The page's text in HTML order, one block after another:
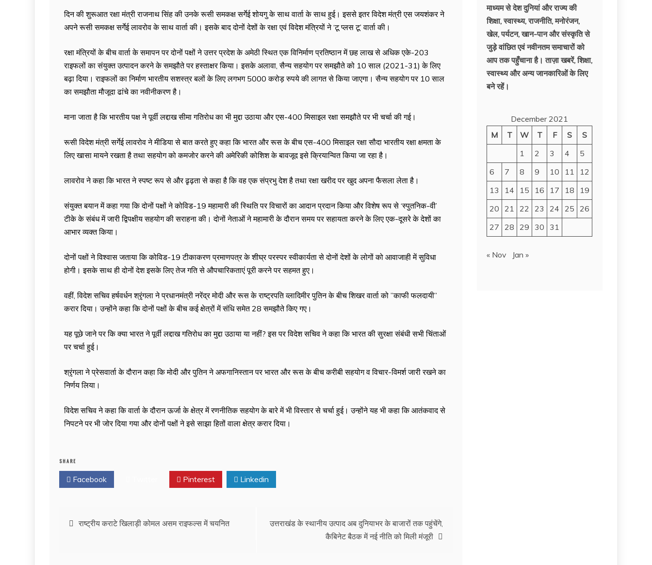
दिन की शुरूआत रक्षा मंत्री राजनाथ सिंह की उनके रूसी समकक्ष सर्गेई शोयगु के साथ वार्ता के साथ हुई। इससे इतर विदेश मंत्री एस जयशंकर ने
अपने रूसी समकक्ष सर्गेई लावरोव के साथ वार्ता की। इसके बाद दोनों देशों के रक्षा एवं विदेश मंत्रियों ने ‘टू प्लस टू’ वार्ता की।
रक्षा मंत्रियों के बीच वार्ता के समापन पर दोनों पक्षों ने उत्तर प्रदेश के अमेठी स्थित एक विनिर्माण प्रतिष्ठान में छह लाख से अधिक एके-203
राइफलों का संयुक्त उत्पादन करने के समझौते पर हस्ताक्षर किया। इसके अलावा, सैन्य सहयोग पर समझौते को 10 साल (2021-31) के लिए
बढ़ा दिया। राइफलों का निर्माण भारतीय सशस्त्र बलों के लिए लगभग 5000 करोड़ रुपये की लागत से किया जाएगा। सैन्य सहयोग पर 10 साल
का समझौता मौजूदा ढांचे का नवीनीकरण है।
माना जाता है कि भारतीय पक्ष ने पूर्वी लद्दाख सीमा गतिरोध का भी मुद्दा उठाया और एस-400 मिसाइल रक्षा समझौते पर भी चर्चा की गई।
रूसी विदेश मंत्री सर्गेई लावरोव ने मीडिया से बात करते हुए कहा कि भारत और रूस के बीच एस-400 मिसाइल रक्षा सौदा भारतीय रक्षा क्षमता के
लिए खासा मायने रखता है तथा सहयोग को कमजोर करने की अमेरिकी कोशिश के बावजूद इसे क्रियान्वित किया जा रहा है।
लावरोव ने कहा कि भारत ने स्पष्ट रूप से और ढृढ़ता से कहा है कि वह एक संप्रभु देश है तथा रक्षा खरीद पर खुद अपना फैसला लेता है।
संयुक्त बयान में कहा गया कि दोनों पक्षों ने कोविड-19 महामारी की स्थिति पर विचारों का आदान प्रदान किया और विशेष रूप से ‘स्पुतनिक-वी’
टीके के संबंध में जारी द्विपक्षीय सहयोग की सराहना की। दोनों नेताओं ने महामारी के दौरान समय पर सहायता करने के लिए एक-दूसरे के देशों का
आभार व्यक्त किया।
दोनों पक्षों ने विश्वास जताया कि कोविड-19 टीकाकरण प्रमाणपत्र के शीघ्र परस्पर स्वीकार्यता से दोनों देशों के लोगों को आवाजाही में सुविधा
होगी। इसके साथ ही दोनों देश इसके लिए तेज गति से औपचारिकताएं पूरी करने पर सहमत हुए।
वहीं, विदेश सचिव हर्षवर्धन श्रृंगला ने प्रधानमंत्री नरेंद्र मोदी और रूस के राष्ट्रपति व्लादिमीर पुतिन के बीच शिखर वार्ता को ”काफी फलदायी”
करार दिया। उन्होंने कहा कि दोनों पक्षों के बीच कई क्षेत्रों में संधि समेत 28 समझौते किए गए।
यह पूछे जाने पर कि क्या भारत ने पूर्वी लद्दाख गतिरोध का मुद्दा उठाया या नहीं? इस पर विदेश सचिव ने कहा कि भारत की सुरक्षा संबंधी सभी चिंताओं
पर चर्चा हुई।
श्रृंगला ने प्रेसवार्ता के दौरान कहा कि मोदी और पुतिन ने अफगानिस्तान पर भारत और रूस के बीच करीबी सहयोग व विचार-विमर्श जारी रखने का
निर्णय लिया।
विदेश सचिव ने कहा कि वार्ता के दौरान ऊर्जा के क्षेत्र में रणनीतिक सहयोग के बारे में भी विस्तार से चर्चा हुई। उन्होंने यह भी कहा कि आतंकवाद से
निपटने पर भी जोर दिया गया और दोनों पक्षों ने इसे साझा हितों वाला क्षेत्र करार दिया।
SHARE
Facebook Pinterest Linkedin
राष्ट्रीय कराटे खिलाड़ी कोमल असम राइफल्स में चयनित
उत्तराखंड के स्थानीय उत्पाद अब दुनियाभर के बाजारों तक पहुंचेंगे,
कैबिनेट बैठक में नई नीति को मिली मंजूरी
माध्यम से देश दुनियां और राज्य की
शिक्षा, स्वास्थ्य, राजनीति, मनोरंजन,
खेल, पर्यटन, खान-पान और संस्कृति से
जुड़े वांछित एवं नवीनतम समाचारों को
आप तक पहुँचाना है। ताज़ा खबरें, शिक्षा,
स्वास्थ्य और अन्य जानकारिओं के लिए
बने रहें।
December 2021
M
T W T F S
S
1
2 3 4
5
6
7 8 9 10 11
12
13
14 15 16 17 18
19
20
21 22 23 24 25
26
27
28 29 30 31
« Nov Jan »